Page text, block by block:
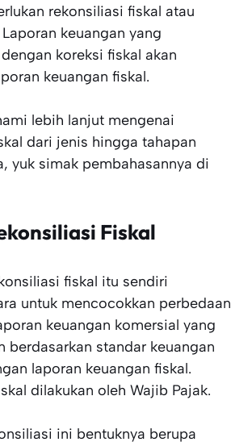
rekonsiliasi fiskal atau
keuangan yang
koreksi fiskal akan
keuangan fiskal.
lebih lanjut mengenai
dari jenis hingga tahapan
yuk simak pembahasannya di
Fiskal
fiskal itu sendiri
untuk mencocokkan perbedaan
keuangan komersial yang
berdasarkan standar keuangan
laporan keuangan fiskal.
dilakukan oleh Wajib Pajak.
ini bentuknya berupa